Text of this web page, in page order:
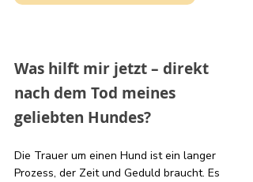
Was hilft mir jetzt – direkt
nach dem Tod meines
geliebten Hundes?
Die Trauer um einen Hund ist ein langer
Prozess, der Zeit und Geduld braucht. Es